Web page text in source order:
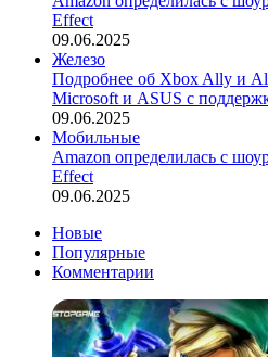
Effect
09.06.2025
Железо
Подробнее об Xbox Ally и
Microsoft и ASUS с
09.06.2025
Мобильные
Amazon определилась с
Effect
09.06.2025
Новые
Популярные
Комментарии